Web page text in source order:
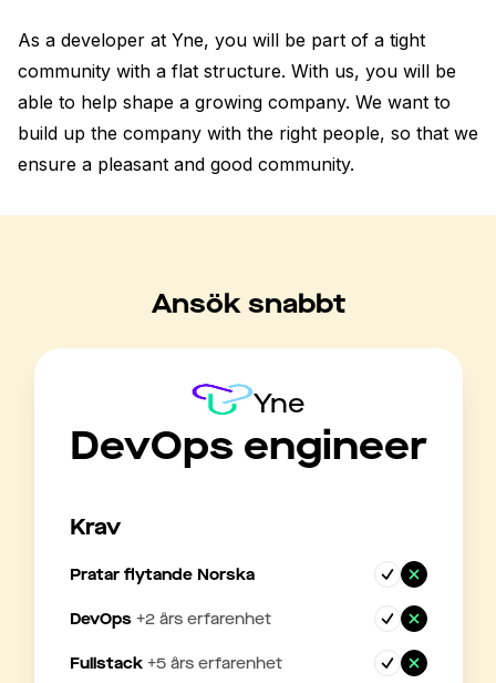
As a developer at Yne, you will be part of a tight
community with a flat structure. With us, you will be
able to help shape a growing company. We want to
build up the company with the right people, so that we
ensure a pleasant and good community.
Ansök snabbt
Yne
DevOps engineer
Krav
Pratar flytande Norska
DevOps +2 års erfarenhet
Fullstack +5 års erfarenhet